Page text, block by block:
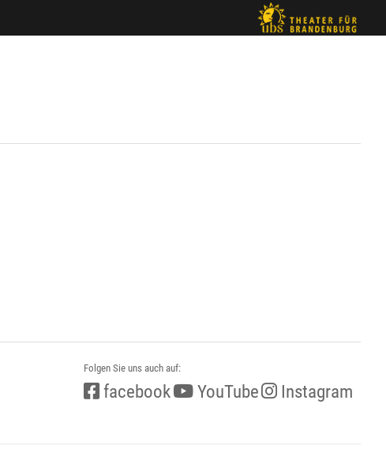
Folgen Sie uns auch auf:
facebook YouTube Instagram